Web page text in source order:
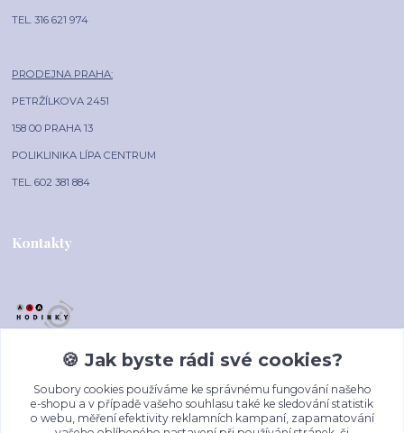
TEL. 316 621 974
PRODEJNA PRAHA:
PETRŽÍLKOVA 2451
158 00 PRAHA 13
POLIKLINIKA LÍPA CENTRUM
TEL. 602 381 884
Kontakty
AAA-HODINKY.CZ
+420 602 381 884
(Po-Pá, 10-16 hod.)
🍪 Jak byste rádi své cookies?
Soubory cookies používáme ke správnému fungování našeho
e-shopu a v případě vašeho souhlasu také ke sledování statistik
o webu, měření efektivity reklamních kampaní, zapamatování